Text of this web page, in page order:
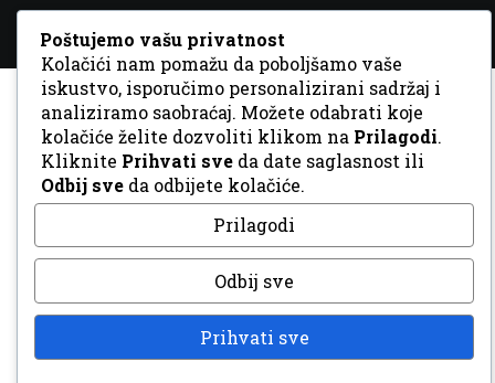
Poštujemo vašu privatnost
Kolačići nam pomažu da poboljšamo vaše
iskustvo, isporučimo personalizirani sadržaj i
analiziramo saobraćaj. Možete odabrati koje
kolačiće želite dozvoliti klikom na Prilagodi.
Kliknite Prihvati sve da date saglasnost ili
Odbij sve da odbijete kolačiće.
Prilagodi
Odbij sve
Prihvati sve